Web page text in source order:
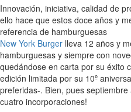
Innovación, iniciativa, calidad de
ello hace que estos doce años y
referencia de hamburguesas
New York Burger lleva 12 años y
hamburguesas y siempre con
quedándose en carta por su éxito
edición limitada por su 10º
preferidas-. Bien, pues
cuatro incorporaciones!